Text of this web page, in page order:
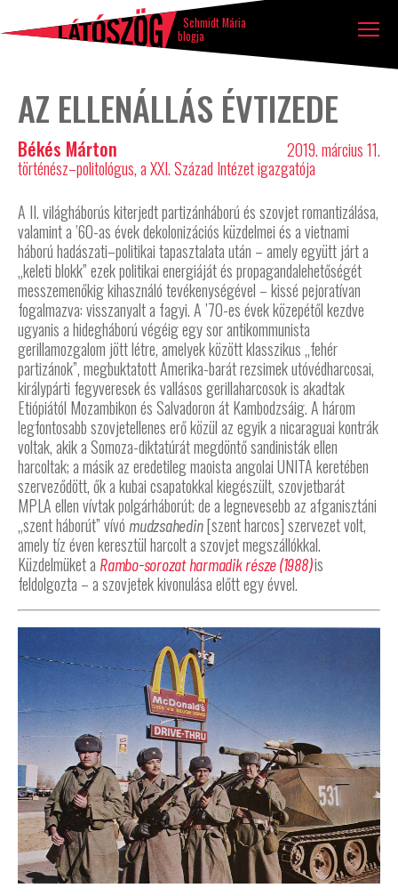
Látószög
blog Schmidt Mária
blogja
Tovább a tartalomhoz
Ugrás a lábléchez
AZ ELLENÁLLÁS ÉVTIZEDE
2019. március 11.
Békés Márton
történész–politológus, a XXI. Század Intézet igazgatója
A II. világháborús kiterjedt partizánháború és szovjet romantizálása,
valamint a ’60-as évek dekolonizációs küzdelmei és a vietnami
háború hadászati–politikai tapasztalata után – amely együtt járt a
„keleti blokk” ezek politikai energiáját és propagandalehetőségét
messzemenőkig kihasználó tevékenységével – kissé pejoratívan
fogalmazva: visszanyalt a fagyi. A ’70-es évek közepétől kezdve
ugyanis a hidegháború végéig egy sor antikommunista
gerillamozgalom jött létre, amelyek között klasszikus „fehér
partizánok”, megbuktatott Amerika-barát rezsimek utóvédharcosai,
királypárti fegyveresek és vallásos gerillaharcosok is akadtak
Etiópiától Mozambikon és Salvadoron át Kambodzsáig. A három
legfontosabb szovjetellenes erő közül az egyik a nicaraguai kontrák
voltak, akik a Somoza-diktatúrát megdöntő sandinisták ellen
harcoltak; a másik az eredetileg maoista angolai UNITA keretében
szerveződött, ők a kubai csapatokkal kiegészült, szovjetbarát
MPLA ellen vívtak polgárháborút; de a legnevesebb az afganisztáni
„szent háborút” vívó mudzsahedin[szent harcos] szervezet volt,
amely tíz éven keresztül harcolt a szovjet megszállókkal.
Küzdelmüket a Rambo-sorozat harmadik része (1988)is
feldolgozta – a szovjetek kivonulása előtt egy évvel.